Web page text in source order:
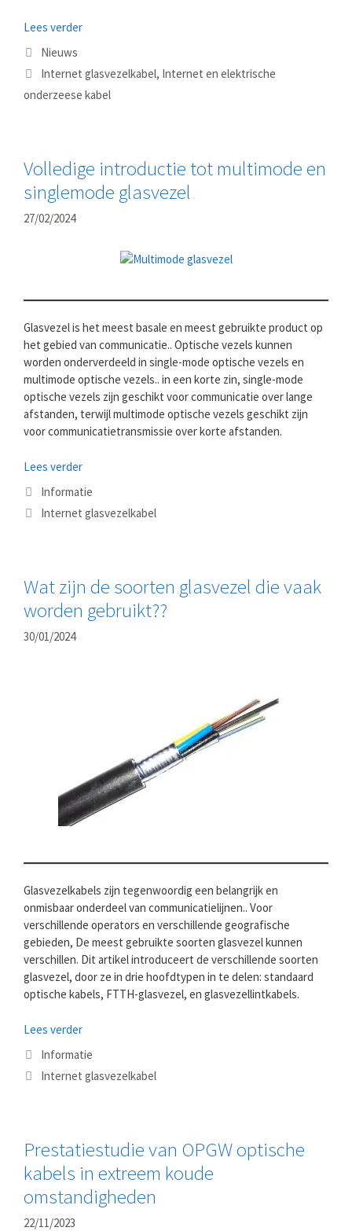
Lees verder
Categorieën
Nieuws
Tags
Internet glasvezelkabel, Internet en elektrische
onderzeese kabel
Volledige introductie tot multimode en
singlemode glasvezel
27/02/2024
Glasvezel is het meest basale en meest gebruikte product op
het gebied van communicatie.. Optische vezels kunnen
worden onderverdeeld in single-mode optische vezels en
multimode optische vezels.. in een korte zin, single-mode
optische vezels zijn geschikt voor communicatie over lange
afstanden, terwijl multimode optische vezels geschikt zijn
voor communicatietransmissie over korte afstanden.
Lees verder
Categorieën
Informatie
Tags
Internet glasvezelkabel
Wat zijn de soorten glasvezel die vaak
worden gebruikt??
30/01/2024
Glasvezelkabels zijn tegenwoordig een belangrijk en
onmisbaar onderdeel van communicatielijnen.. Voor
verschillende operators en verschillende geografische
gebieden, De meest gebruikte soorten glasvezel kunnen
verschillen. Dit artikel introduceert de verschillende soorten
glasvezel, door ze in drie hoofdtypen in te delen: standaard
optische kabels, FTTH-glasvezel, en glasvezellintkabels.
Lees verder
Categorieën
Informatie
Tags
Internet glasvezelkabel
Prestatiestudie van OPGW optische
kabels in extreem koude
omstandigheden
22/11/2023